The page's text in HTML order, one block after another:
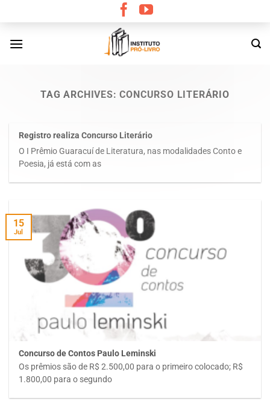
content
TAG ARCHIVES:CONCURSO LITERÁRIO
Registro realiza Concurso Literário
O I Prêmio Guaracuí de Literatura, nas modalidades Conto e
Poesia, já está com as
Concurso de Contos Paulo Leminski
Os prêmios são de R$ 2.500,00 para o primeiro colocado; R$
1.800,00 para o segundo
15
Jul